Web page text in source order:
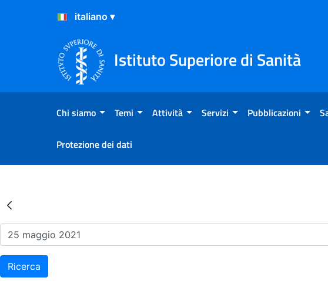
Salta al Contenuto
Salta al Footer
Istituto Superiore di Sanità
Chi siamo Temi Attività Servizi Pubblicazioni
Protezione dei dati
Risultati della Ricerca - Eventi
Ricerca